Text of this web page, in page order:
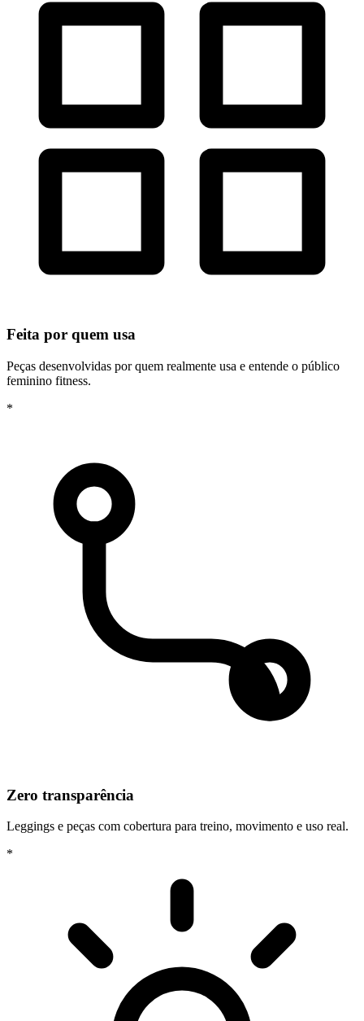
Feita por quem usa
Peças desenvolvidas por quem realmente usa e entende o público
feminino fitness.
*
Zero transparência
Leggings e peças com cobertura para treino, movimento e uso real.
*